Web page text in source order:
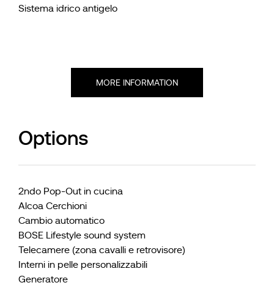
Sistema idrico antigelo
MORE INFORMATION
Options
2ndo Pop-Out in cucina
Alcoa Cerchioni
Cambio automatico
BOSE Lifestyle sound system
Telecamere (zona cavalli e retrovisore)
Interni in pelle personalizzabili
Generatore